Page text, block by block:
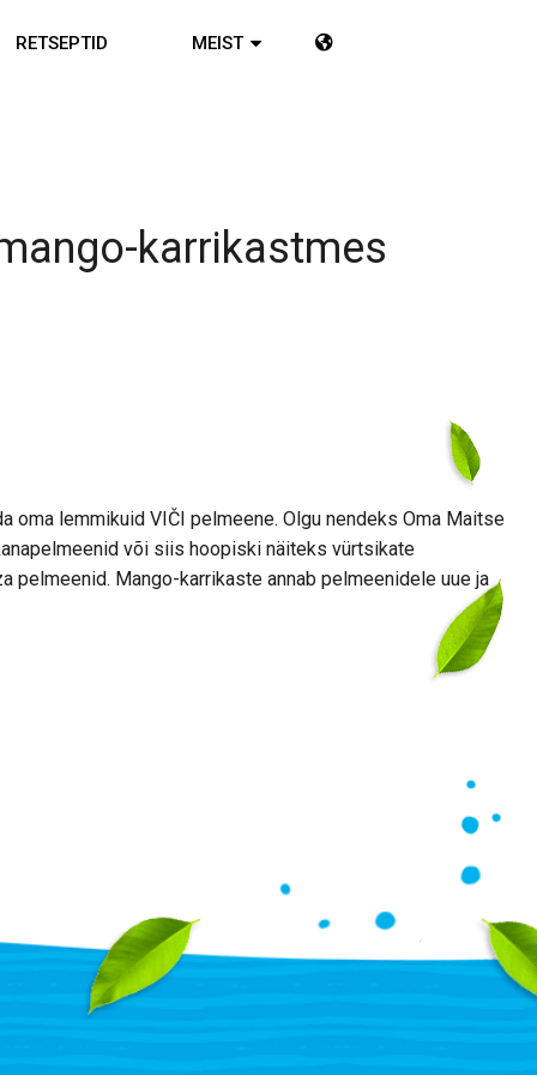
RETSEPTID MEIST
karrikastmes
oma lemmikuid VIČI pelmeene. Olgu nendeks Oma Maitse
või siis hoopiski näiteks vürtsikate
pelmeenid. Mango-karrikaste annab pelmeenidele uue ja